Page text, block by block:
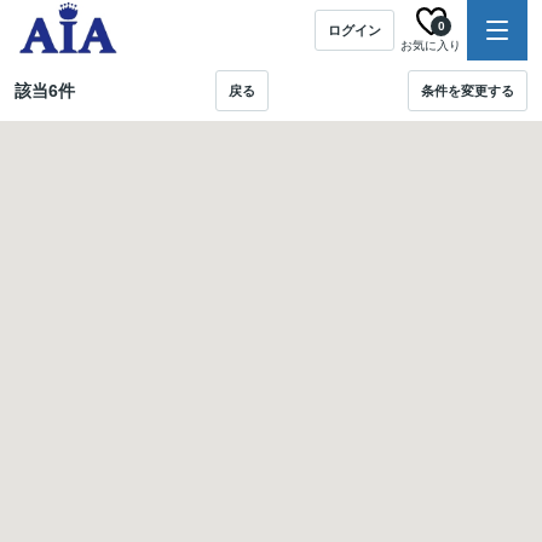
ログイン
お気に入り
0
該当6件 戻る 条件を変更する